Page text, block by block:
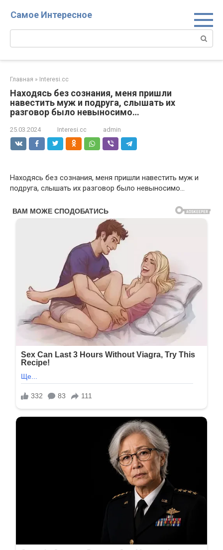
Самое Интересное
Поиск:
Главная » Interesi.cc
Находясь без сознания, меня пришли
навестить муж и подруга, слышать их
разговор было невыносимо…
25.03.2024 Interesi.cc admin
Находясь без сознания, меня пришли навестить муж и
подруга, слышать их разговор было невыносимо…